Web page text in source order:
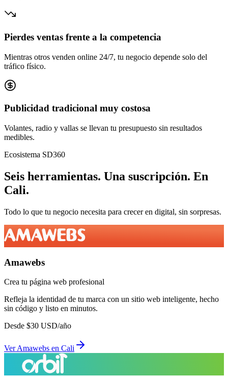
Pierdes ventas frente a la competencia
Mientras otros venden online 24/7, tu negocio depende solo del
tráfico físico.
Publicidad tradicional muy costosa
Volantes, radio y vallas se llevan tu presupuesto sin resultados
medibles.
Ecosistema SD360
Seis herramientas. Una suscripción. En
Cali.
Todo lo que tu negocio necesita para crecer en digital, sin sorpresas.
Amawebs
Crea tu página web profesional
Refleja la identidad de tu marca con un sitio web inteligente, hecho
sin código y listo en minutos.
Desde $30 USD/año
VerAmawebs en Cali